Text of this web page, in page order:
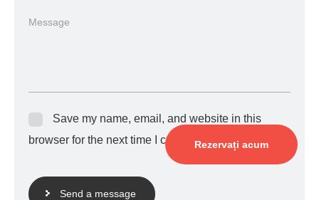
Save my name, email, and website in this
browser for the next time I comment.
Send a message
Rezervați acum